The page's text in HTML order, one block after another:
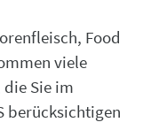
Food
viele
Sie im
berücksichtigen